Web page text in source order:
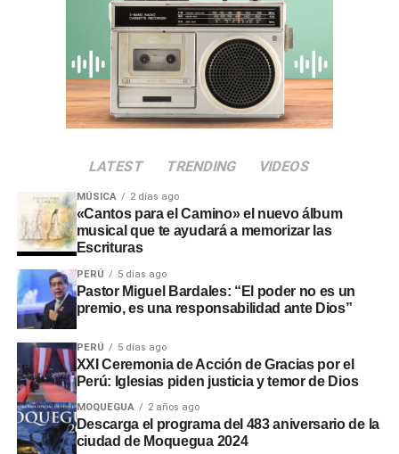
Irregularidades en la
Municipalidad Distrital de San
Antonio
Informe de Visita de Control N° 017-2026-OCI/0446-
no aprobó el presupuesto para las
intervenciones en los sectores de Chamos del Pino y La
Rinconada, a pesar de disponer de recursos económicos
institucionales.
Adicionalmente, en el sector
laboró sin la autorización de laAutoridad Administrativa
del Agua. En Santo Domingo y El Conde, las labores
ingenieros residentes o inspectores.
Consecuencias y
recomendaciones ante El Niño
LATEST TRENDING VIDEOS
MÚSICA 2 días ago
«Cantos para el Camino» el nuevo álbum
musical que te ayudará a memorizar las
Escrituras
PERÚ 5 días ago
Pastor Miguel Bardales: “El poder no es un
premio, es una responsabilidad ante Dios”
PERÚ 5 días ago
XXI Ceremonia de Acción de Gracias por el
Perú: Iglesias piden justicia y temor de Dios
MOQUEGUA 2 años ago
Descarga el programa del 483 aniversario de la
ciudad de Moquegua 2024